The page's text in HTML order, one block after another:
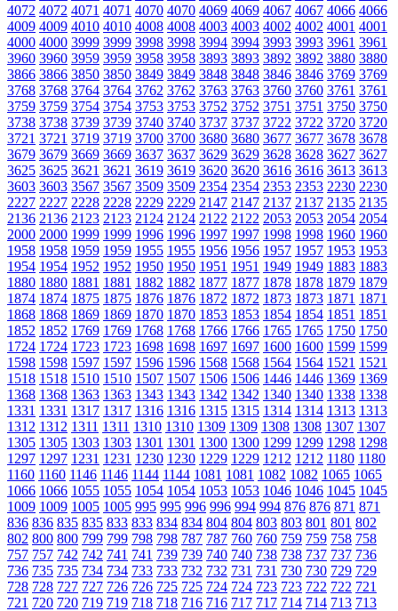
4072 4072 4071 4071 4070 4070 4069 4069 4067 4067 4066 4066
4009 4009 4010 4010 4008 4008 4003 4003 4002 4002 4001 4001
4000 4000 3999 3999 3998 3998 3994 3994 3993 3993 3961 3961
3960 3960 3959 3959 3958 3958 3893 3893 3892 3892 3880 3880
3866 3866 3850 3850 3849 3849 3848 3848 3846 3846 3769 3769
3768 3768 3764 3764 3762 3762 3763 3763 3760 3760 3761 3761
3759 3759 3754 3754 3753 3753 3752 3752 3751 3751 3750 3750
3738 3738 3739 3739 3740 3740 3737 3737 3722 3722 3720 3720
3721 3721 3719 3719 3700 3700 3680 3680 3677 3677 3678 3678
3679 3679 3669 3669 3637 3637 3629 3629 3628 3628 3627 3627
3625 3625 3621 3621 3619 3619 3620 3620 3616 3616 3613 3613
3603 3603 3567 3567 3509 3509 2354 2354 2353 2353 2230 2230
2227 2227 2228 2228 2229 2229 2147 2147 2137 2137 2135 2135
2136 2136 2123 2123 2124 2124 2122 2122 2053 2053 2054 2054
2000 2000 1999 1999 1996 1996 1997 1997 1998 1998 1960 1960
1958 1958 1959 1959 1955 1955 1956 1956 1957 1957 1953 1953
1954 1954 1952 1952 1950 1950 1951 1951 1949 1949 1883 1883
1880 1880 1881 1881 1882 1882 1877 1877 1878 1878 1879 1879
1874 1874 1875 1875 1876 1876 1872 1872 1873 1873 1871 1871
1868 1868 1869 1869 1870 1870 1853 1853 1854 1854 1851 1851
1852 1852 1769 1769 1768 1768 1766 1766 1765 1765 1750 1750
1724 1724 1723 1723 1698 1698 1697 1697 1600 1600 1599 1599
1598 1598 1597 1597 1596 1596 1568 1568 1564 1564 1521 1521
1518 1518 1510 1510 1507 1507 1506 1506 1446 1446 1369 1369
1368 1368 1363 1363 1343 1343 1342 1342 1340 1340 1338 1338
1331 1331 1317 1317 1316 1316 1315 1315 1314 1314 1313 1313
1312 1312 1311 1311 1310 1310 1309 1309 1308 1308 1307 1307
1305 1305 1303 1303 1301 1301 1300 1300 1299 1299 1298 1298
1297 1297 1231 1231 1230 1230 1229 1229 1212 1212 1180 1180
1160 1160 1146 1146 1144 1144 1081 1081 1082 1082 1065 1065
1066 1066 1055 1055 1054 1054 1053 1053 1046 1046 1045 1045
1009 1009 1005 1005 995 995 996 996 994 994 876 876 871 871
836 836 835 835 833 833 834 834 804 804 803 803 801 801 802
802 800 800 799 799 798 798 787 787 760 760 759 759 758 758
757 757 742 742 741 741 739 739 740 740 738 738 737 737 736
736 735 735 734 734 733 733 732 732 731 731 730 730 729 729
728 728 727 727 726 726 725 725 724 724 723 723 722 722 721
721 720 720 719 719 718 718 716 716 717 717 714 714 713 713